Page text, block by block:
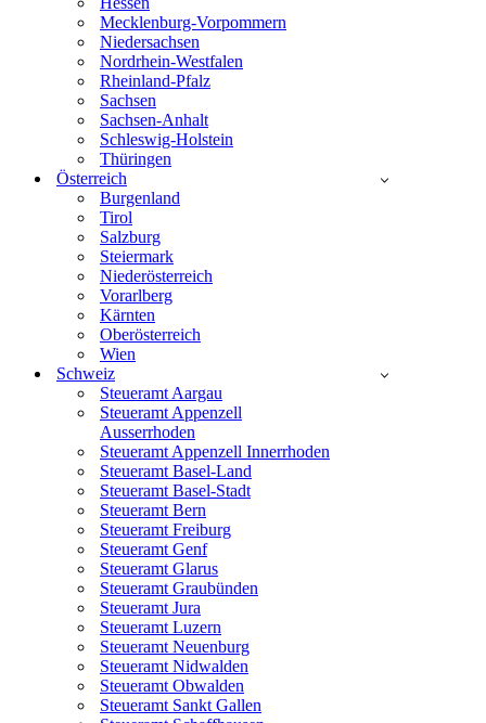
Mecklenburg-Vorpommern
Niedersachsen
Nordrhein-Westfalen
Rheinland-Pfalz
Sachsen
Sachsen-Anhalt
Schleswig-Holstein
Thüringen
Österreich
Burgenland
Tirol
Salzburg
Steiermark
Niederösterreich
Vorarlberg
Kärnten
Oberösterreich
Wien
Schweiz
Steueramt Aargau
Steueramt Appenzell
Ausserrhoden
Steueramt Appenzell Innerrhoden
Steueramt Basel-Land
Steueramt Basel-Stadt
Steueramt Bern
Steueramt Freiburg
Steueramt Genf
Steueramt Glarus
Steueramt Graubünden
Steueramt Jura
Steueramt Luzern
Steueramt Neuenburg
Steueramt Nidwalden
Steueramt Obwalden
Steueramt Sankt Gallen